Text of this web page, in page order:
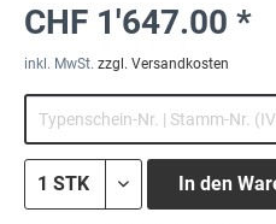
CHF 1'647.00 *
inkl. MwSt. zzgl. Versandkosten
In den